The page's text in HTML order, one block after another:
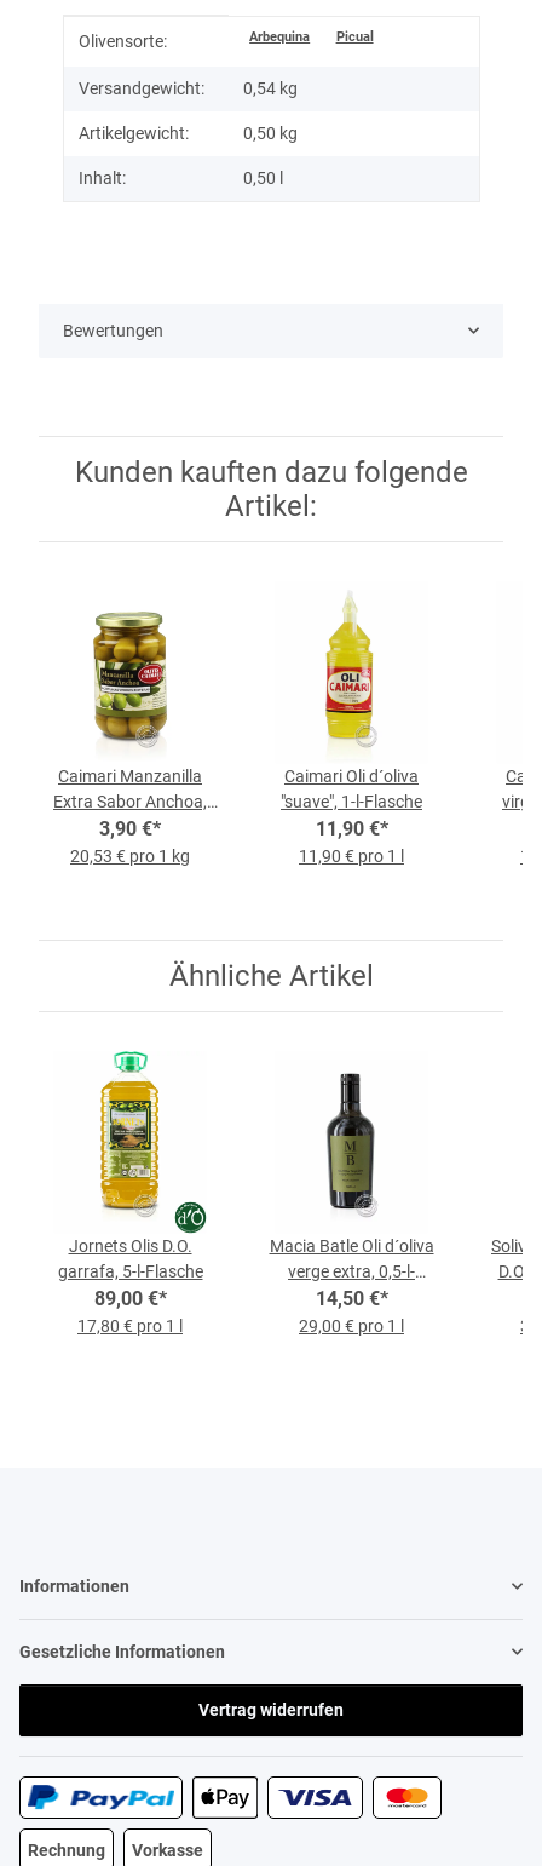
Produkteigenschaft
Wert
Olivensorte: Arbequina Picual
Versandgewicht: 0,54 kg
Artikelgewicht: 0,50 kg
Inhalt: 0,50 l
Bewertungen
Kunden kauften dazu folgende
Artikel:
Caimari Manzanilla
Extra Sabor Anchoa,
190-g-Glas
3,90 €*
20,53 € pro 1 kg
Caimari Oli d´oliva
"suave", 1-l-Flasche
11,90 €*
11,90 € pro 1 l
Ähnliche Artikel
Jornets Olis D.O.
garrafa, 5-l-Flasche
89,00 €*
17,80 € pro 1 l
Macia Batle Oli d´oliva
verge extra, 0,5-l-
Flasche
14,50 €*
29,00 € pro 1 l
D.O.
Informationen
Gesetzliche Informationen
Vertrag widerrufen
Rechnung Vorkasse